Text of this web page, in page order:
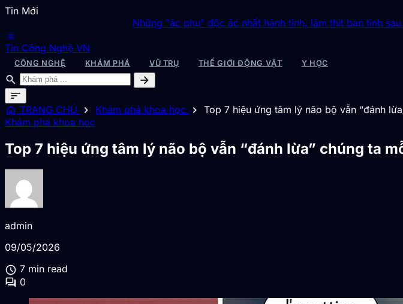
Tin Mới
Những "ác phụ" độc ác nhất hành tinh, làm thịt bạn tình sau khi giao phối
blur_on
Tin Công Nghệ VN
CÔNG NGHỆ KHÁM PHÁ VŨ TRỤ THẾ GIỚI ĐỘNG VẬT Y HỌC
search
arrow_forward
sort
home TRANG CHỦ chevron_right Khám phá khoa học chevron_right Top 7 hiệu ứng tâm lý não bộ vẫn “đánh
Khám phá khoa học
Top 7 hiệu ứng tâm lý não bộ vẫn “đánh lừa” chúng ta
admin
09/05/2026
schedule 7 min read
forum 0